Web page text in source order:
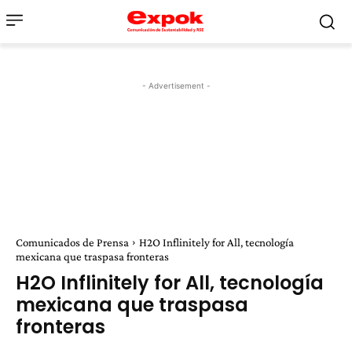
- Advertisement -
Comunicados de Prensa
H2O Inflinitely for All, tecnología
mexicana que traspasa fronteras
H2O Inflinitely for All, tecnología
mexicana que traspasa
fronteras